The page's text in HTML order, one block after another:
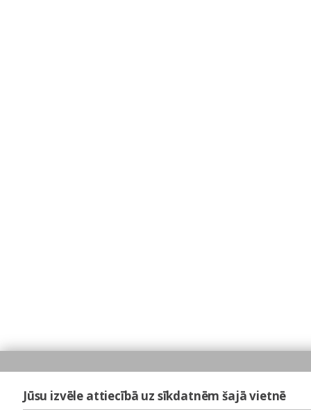
Jūsu izvēle attiecībā uz sīkdatnēm šajā vietnē